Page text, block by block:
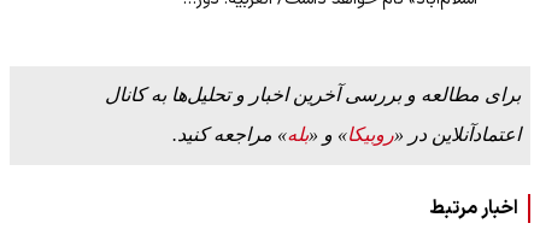
برای مطالعه و بررسی آخرین اخبار و تحلیل‌ها به کانال
اعتمادآنلاین در «روبیکا» و «بله» مراجعه کنید.
اخبار مرتبط